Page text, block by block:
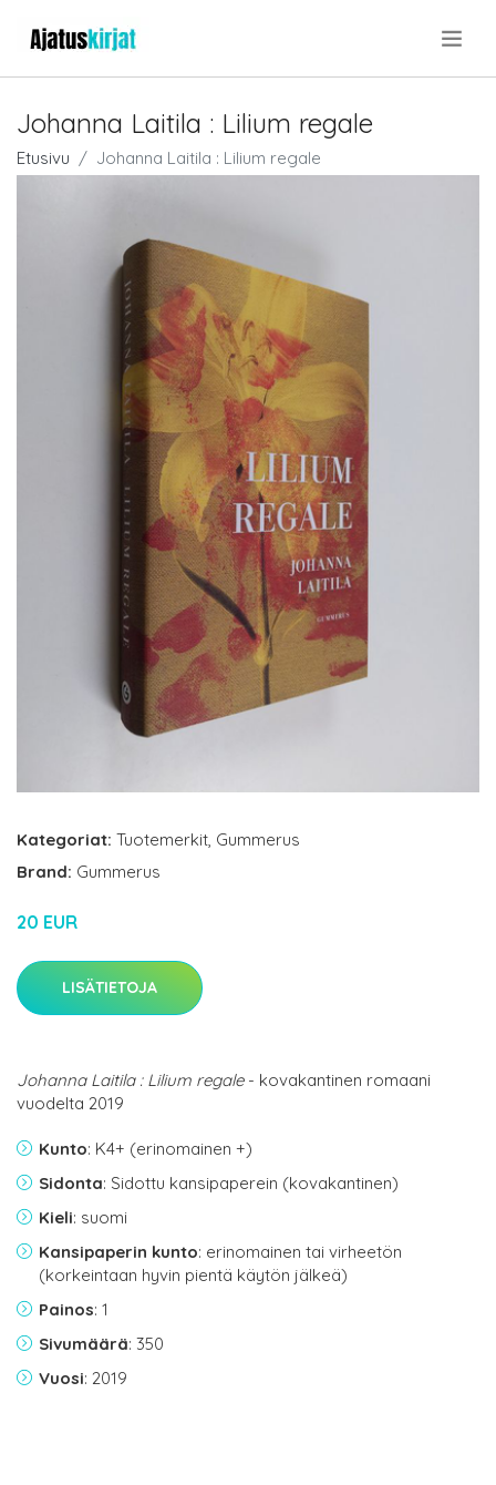
Johanna Laitila : Lilium regale
Etusivu Johanna Laitila : Lilium regale
Kategoriat: Tuotemerkit, Gummerus
Brand: Gummerus
20 EUR
LISÄTIETOJA
Johanna Laitila : Lilium regale- kovakantinen romaani
vuodelta 2019
Kunto: K4+ (erinomainen +)
Sidonta: Sidottu kansipaperein (kovakantinen)
Kieli: suomi
Kansipaperin kunto: erinomainen tai virheetön
(korkeintaan hyvin pientä käytön jälkeä)
Painos: 1
Sivumäärä: 350
Vuosi: 2019